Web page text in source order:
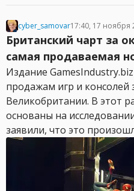
cyber_samovar17:40, 17 ноября
Британский чарт за
самая продаваемая
Издание
продажам игр и консолей
Великобритании. В этот
основаны на
заявили, что это